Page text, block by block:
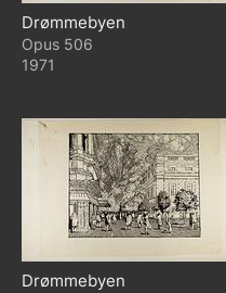
Drømmebyen
506
1971
Drømmebyen